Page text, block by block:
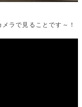
ラで見ることです～！